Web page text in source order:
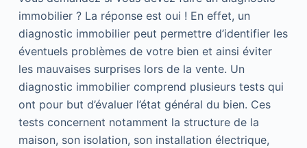
immobilier ? La réponse est oui ! En effet, un
diagnostic immobilier peut permettre d’identifier les
éventuels problèmes de votre bien et ainsi éviter
les mauvaises surprises lors de la vente. Un
diagnostic immobilier comprend plusieurs tests qui
ont pour but d’évaluer l’état général du bien. Ces
tests concernent notamment la structure de la
maison, son isolation, son installation électrique,